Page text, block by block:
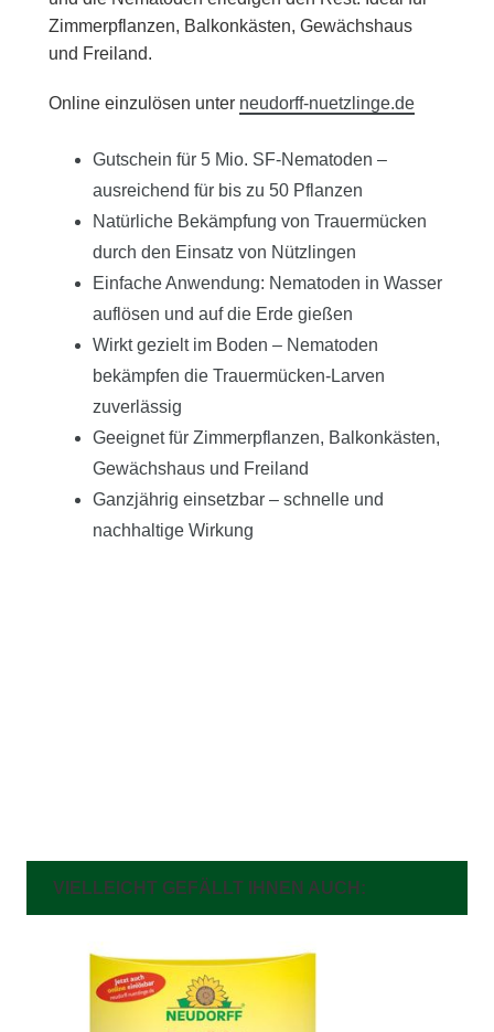
Zimmerpflanzen, Balkonkästen, Gewächshaus
und Freiland.
Online einzulösen unter neudorff-nuetzlinge.de
Gutschein für 5 Mio. SF-Nematoden –
ausreichend für bis zu 50 Pflanzen
Natürliche Bekämpfung von Trauermücken
durch den Einsatz von Nützlingen
Einfache Anwendung: Nematoden in Wasser
auflösen und auf die Erde gießen
Wirkt gezielt im Boden – Nematoden
bekämpfen die Trauermücken-Larven
zuverlässig
Geeignet für Zimmerpflanzen, Balkonkästen,
Gewächshaus und Freiland
Ganzjährig einsetzbar – schnelle und
nachhaltige Wirkung
VIELLEICHT GEFÄLLT IHNEN AUCH: